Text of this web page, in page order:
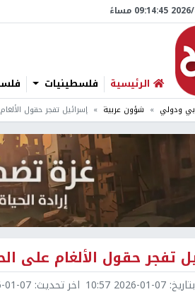
الرئيسية فلسطينيات
ودولي شؤون عربية إسرائيل تفجر حقول
تفجر حقول الألغام على
2026-01-07 10:57 اخر تحديث: 07 10:57